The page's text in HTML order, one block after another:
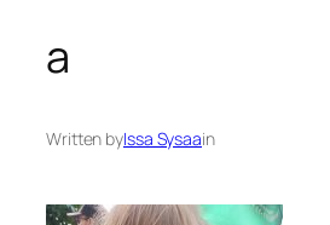
a
Written byIssa Sysaain